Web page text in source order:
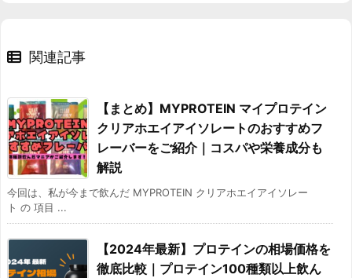
関連記事
【まとめ】MYPROTEIN マイプロテイン
クリアホエイアイソレートのおすすめフ
レーバーをご紹介｜コスパや栄養成分も
解説
今回は、私が今まで飲んだ MYPROTEIN クリアホエイアイソレー
ト の 項目 ...
【2024年最新】プロテインの相場価格を
徹底比較｜プロテイン100種類以上飲ん